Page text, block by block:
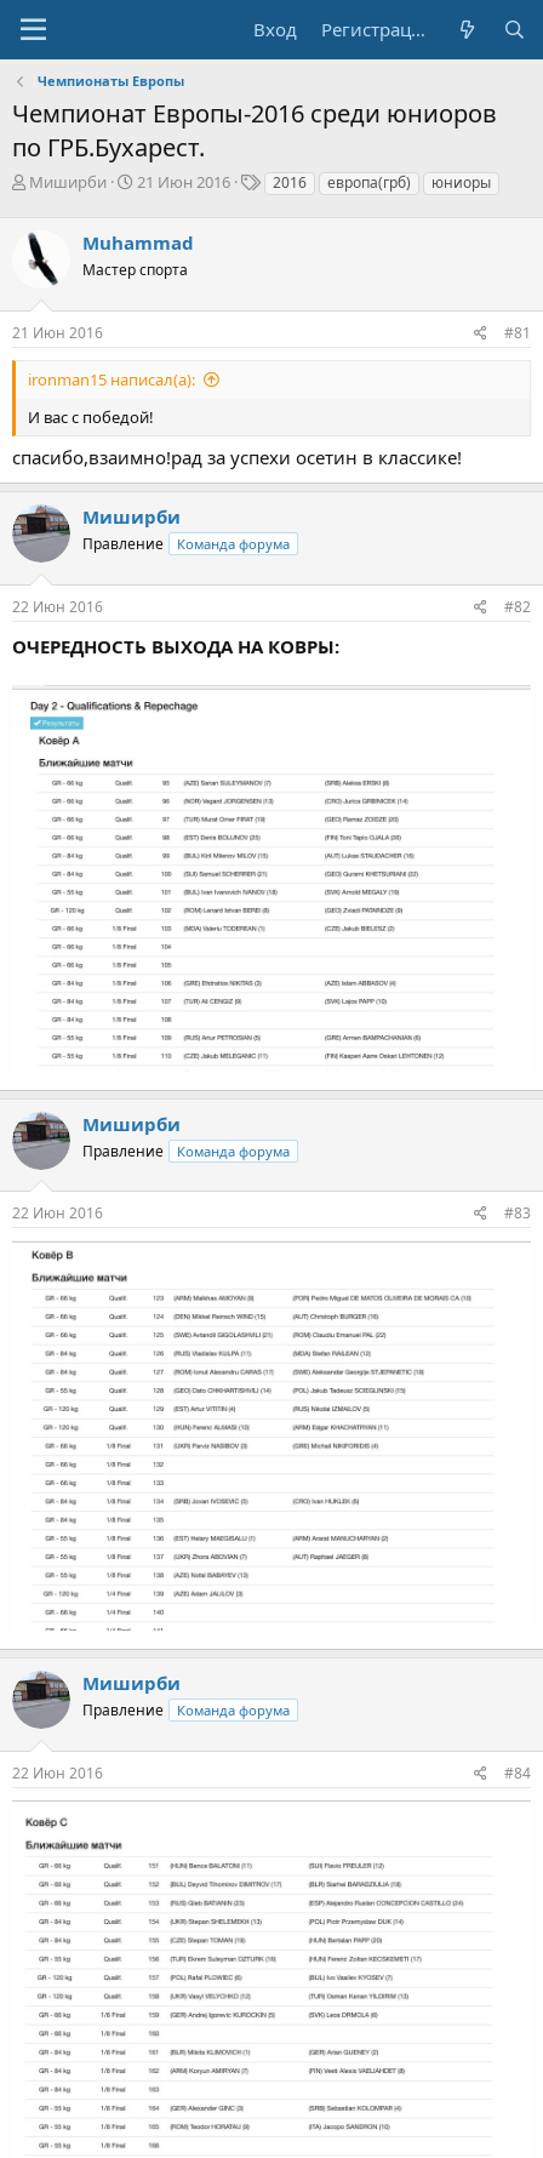
Вход Регистрация
Чемпионаты Европы
Чемпионат Европы-2016 среди юниоров
по ГРБ.Бухарест.
А
о
р
е
м
Миширби
Д
а
н
ч
а
21 Июн 2016
Т2016 европа(грб) юниоры
Muhammad
Мастер спорта
21 Июн 2016 #81
ironman15 написал(а):
И вас с победой!
спасибо,взаимно!рад за успехи осетин в классике!
Миширби
Правление Команда форума
22 Июн 2016 #82
ОЧЕРЕДНОСТЬ ВЫХОДА НА КОВРЫ:
Миширби
Правление Команда форума
22 Июн 2016 #83
Миширби
Правление Команда форума
22 Июн 2016 #84